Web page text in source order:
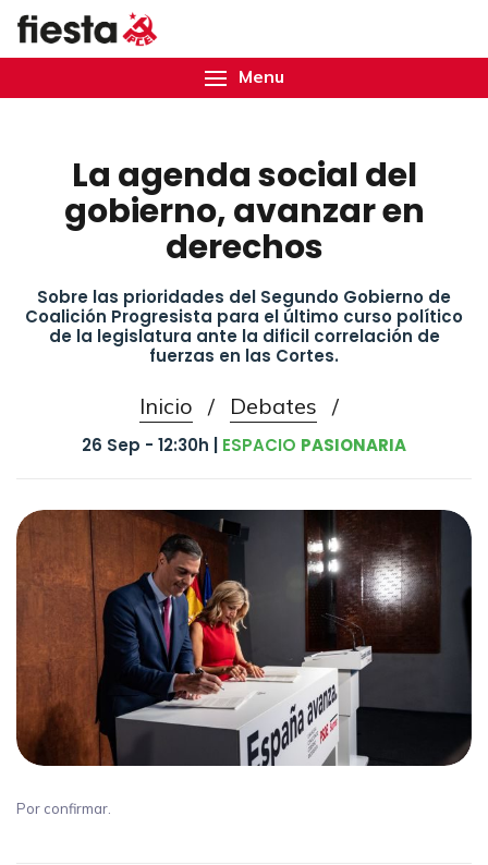
Menu
La agenda social del
gobierno, avanzar en
derechos
Sobre las prioridades del Segundo Gobierno de
Coalición Progresista para el último curso político
de la legislatura ante la dificil correlación de
fuerzas en las Cortes.
Inicio / Debates /
26 Sep - 12:30h | ESPACIO PASIONARIA
Por confirmar.